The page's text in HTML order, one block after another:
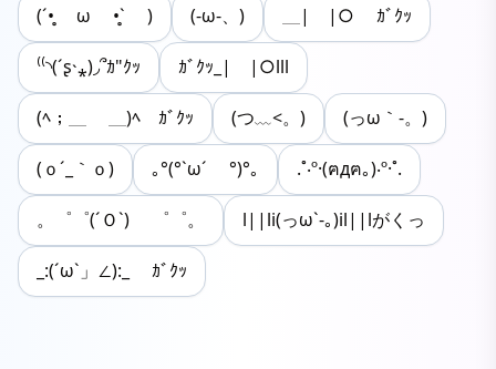
(´•̥ ω •̥` ) (-ω-、) ＿|￣|○ ｶﾞｸｯ
⁽⁽◝(ˊʂ˴⁎)◞՞ｶ"ｸｯ ｶﾞｸｯ_|￣|○lll
(ﾍ；＿ ＿)ﾍ ｶﾞｸｯ (つ﹏<。) (っω｀-。)
(ｏ´_｀ｏ) ｡°(°`ω´ °)°｡ .˚‧º·(ฅдฅ｡)‧º·˚.
。゜゜(´Ｏ`) ゜゜。 l||li(っω`-｡)il||lがくっ
_:(´ω`」∠):_ ｶﾞｸｯ